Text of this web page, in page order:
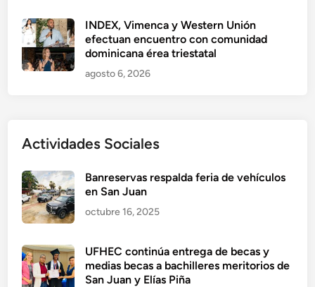
INDEX, Vimenca y Western Unión
efectuan encuentro con comunidad
dominicana érea triestatal
agosto 6, 2026
Actividades Sociales
Banreservas respalda feria de vehículos
en San Juan
octubre 16, 2025
UFHEC continúa entrega de becas y
medias becas a bachilleres meritorios de
San Juan y Elías Piña